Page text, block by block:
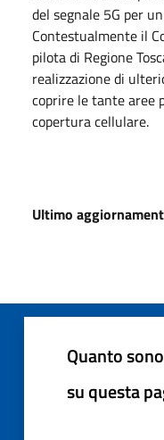
del segnale 5G per
Contestualmente il
pilota di Regione
realizzazione di
coprire le tante aree
copertura cellulare.
Ultimo
Quanto
su questa